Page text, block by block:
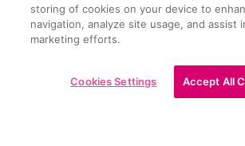
Mapa do site
0800 015 0252
storing of cookies on your device to
navigation, analyze site usage, and assist
marketing efforts.
Cookies Settings Accept All